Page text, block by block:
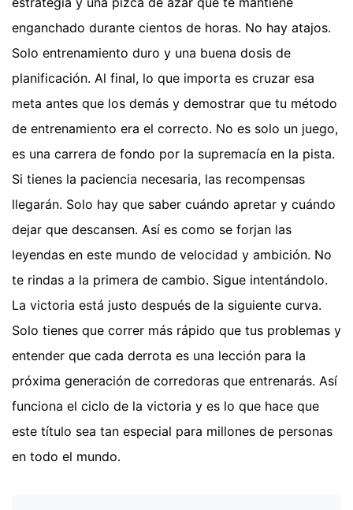
enganchado durante cientos de horas. No hay atajos.
Solo entrenamiento duro y una buena dosis de
planificación. Al final, lo que importa es cruzar esa
meta antes que los demás y demostrar que tu método
de entrenamiento era el correcto. No es solo un juego,
es una carrera de fondo por la supremacía en la pista.
Si tienes la paciencia necesaria, las recompensas
llegarán. Solo hay que saber cuándo apretar y cuándo
dejar que descansen. Así es como se forjan las
leyendas en este mundo de velocidad y ambición. No
te rindas a la primera de cambio. Sigue intentándolo.
La victoria está justo después de la siguiente curva.
Solo tienes que correr más rápido que tus problemas y
entender que cada derrota es una lección para la
próxima generación de corredoras que entrenarás. Así
funciona el ciclo de la victoria y es lo que hace que
este título sea tan especial para millones de personas
en todo el mundo.